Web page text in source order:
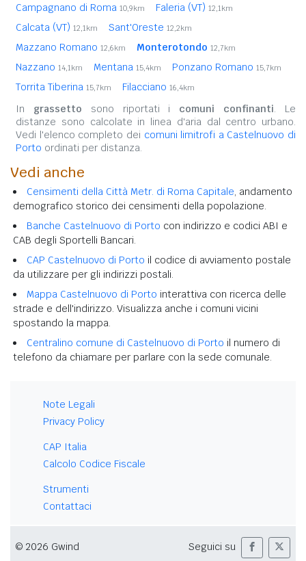
Campagnano di Roma 10,9km Faleria (VT) 12,1km
Calcata (VT) 12,1km Sant'Oreste 12,2km
Mazzano Romano 12,6km Monterotondo 12,7km
Nazzano 14,1km Mentana 15,4km Ponzano Romano 15,7km
Torrita Tiberina 15,7km Filacciano 16,4km
In grassetto sono riportati i comuni confinanti. Le
distanze sono calcolate in linea d'aria dal centro urbano.
Vedi l'elenco completo dei comuni limitrofi a Castelnuovo di
Porto ordinati per distanza.
Vedi anche
Censimenti della Città Metr. di Roma Capitale, andamento
demografico storico dei censimenti della popolazione.
Banche Castelnuovo di Porto con indirizzo e codici ABI e
CAB degli Sportelli Bancari.
CAP Castelnuovo di Porto il codice di avviamento postale
da utilizzare per gli indirizzi postali.
Mappa Castelnuovo di Porto interattiva con ricerca delle
strade e dell'indirizzo. Visualizza anche i comuni vicini
spostando la mappa.
Centralino comune di Castelnuovo di Porto il numero di
telefono da chiamare per parlare con la sede comunale.
Note Legali
Privacy Policy
CAP Italia
Calcolo Codice Fiscale
Strumenti
Contattaci
© 2026 Gwind Seguici su